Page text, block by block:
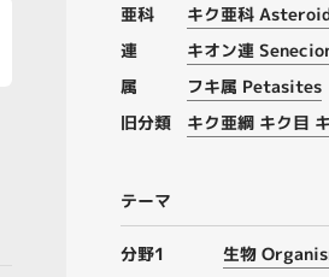
亜科
キク亜科
連
キオン連
属
フキ属 Petasites
旧分類
キク亜綱 キク目
テーマ
分野1
生物